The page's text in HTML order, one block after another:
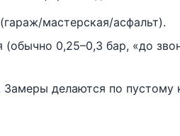
мастерская/асфальт).
0,25–0,3 бар, «до
делаются по пустому